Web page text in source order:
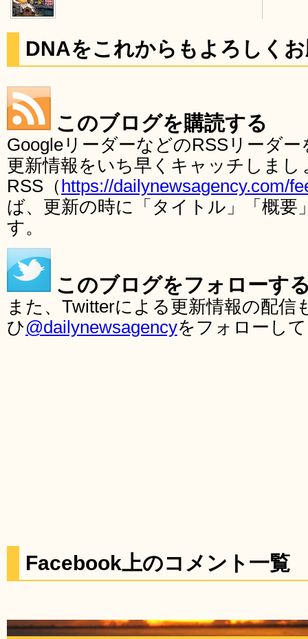
DNAをこれからもよろしく
このブログを購読する
GoogleリーダーなどのRSSリーダ
更新情報をいち早くキャッチしま
RSS（ https://dailynewsagency.com/
ば、更新の時に「タイトル」「概要
す。
このブログをフォローす
また、Twitterによる更新情報の配
ひ@dailynewsagencyをフォローし
Facebook上のコメント一覧